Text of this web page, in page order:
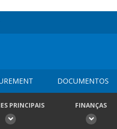
DOCUMENTOS
PRINCIPAIS FINANÇAS